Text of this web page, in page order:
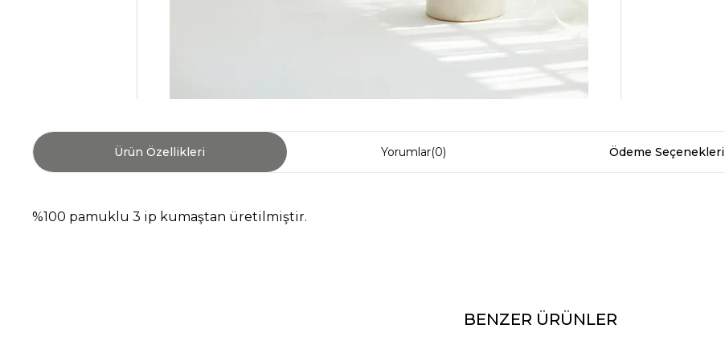
Ürün Özellikleri Yorumlar(0) Ödeme Seçenekleri
%100 pamuklu 3 ip kumaştan üretilmiştir.
BENZER ÜRÜNLER